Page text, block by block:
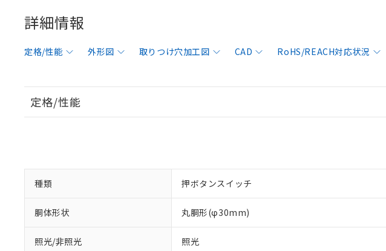
詳細情報
定格/性能 外形図 取りつけ穴加工図 CAD RoHS/REACH対応状況
定格/性能
種類 押ボタンスイッチ
胴体形状 丸胴形(φ30mm)
照光/非照光 照光